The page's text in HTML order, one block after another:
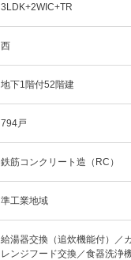
3LDK+2WIC+TR
西
地下1階付52階建
794戸
鉄筋コンクリート造（RC）
準工業地域
給湯器交換（追炊機能付）／
レンジフード交換／食器洗浄